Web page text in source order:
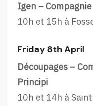
Igen –
10h et 15h à
Friday 8th April
Découpages –
Principi
10h et 14h à